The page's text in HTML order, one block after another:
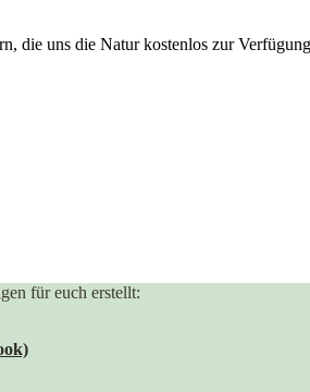
die uns die Natur kostenlos zur
für euch erstellt: